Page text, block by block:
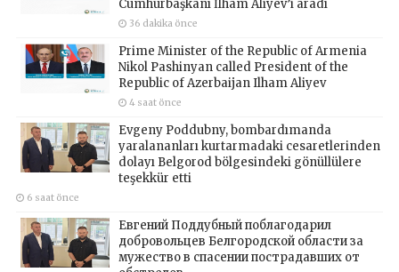
Cumhurbaşkanı İlham Aliyev’i aradı
36 dakika önce
Prime Minister of the Republic of Armenia
Nikol Pashinyan called President of the
Republic of Azerbaijan Ilham Aliyev
4 saat önce
Evgeny Poddubny, bombardımanda
yaralananları kurtarmadaki cesaretlerinden
dolayı Belgorod bölgesindeki gönüllülere
teşekkür etti
6 saat önce
Евгений Поддубный поблагодарил
добровольцев Белгородской области за
мужество в спасении пострадавших от